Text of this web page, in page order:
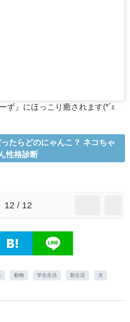
ず』にほっこり癒されます(*´ｪ
たらどのにゃんこ？ ネコちゃ
性格診断
12 / 12
動物 学生生活 新生活 犬